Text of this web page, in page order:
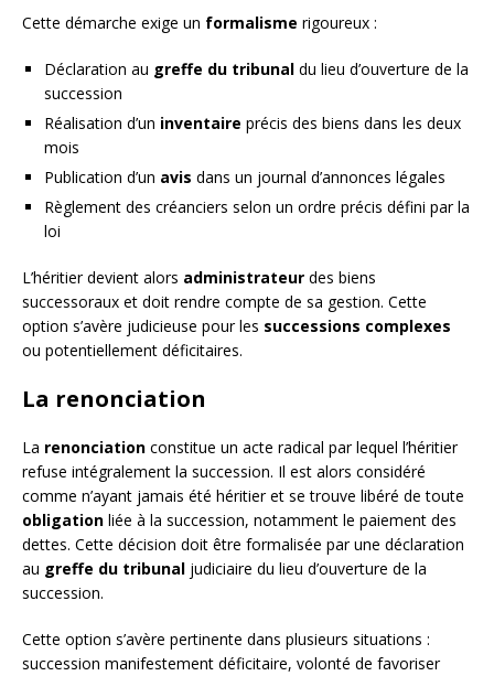
Cette démarche exige un formalisme rigoureux :
Déclaration au greffe du tribunal du lieu d’ouverture de la
succession
Réalisation d’un inventaire précis des biens dans les deux
mois
Publication d’un avis dans un journal d’annonces légales
Règlement des créanciers selon un ordre précis défini par la
loi
L’héritier devient alors administrateur des biens
successoraux et doit rendre compte de sa gestion. Cette
option s’avère judicieuse pour les successions complexes
ou potentiellement déficitaires.
La renonciation
La renonciation constitue un acte radical par lequel l’héritier
refuse intégralement la succession. Il est alors considéré
comme n’ayant jamais été héritier et se trouve libéré de toute
obligation liée à la succession, notamment le paiement des
dettes. Cette décision doit être formalisée par une déclaration
au greffe du tribunal judiciaire du lieu d’ouverture de la
succession.
Cette option s’avère pertinente dans plusieurs situations :
succession manifestement déficitaire, volonté de favoriser